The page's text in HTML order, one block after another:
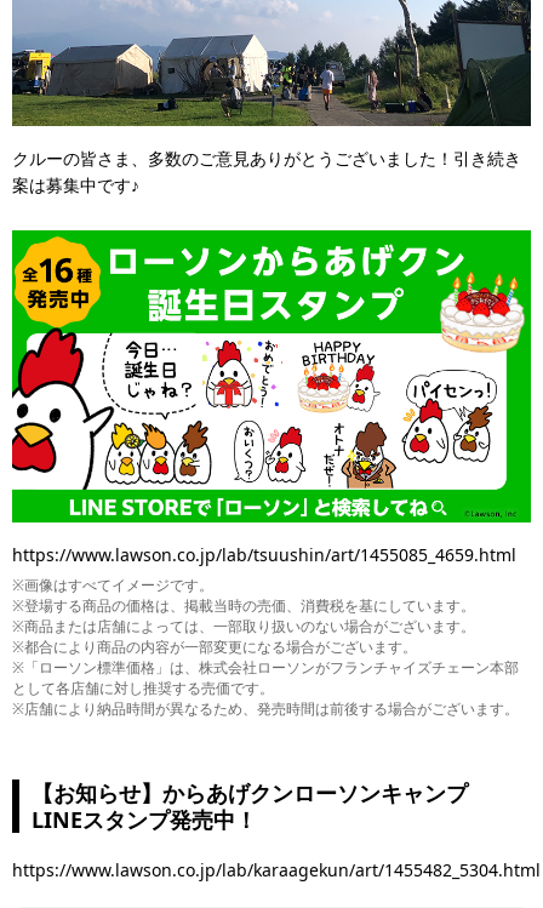
クルーの皆さま、多数のご意見ありがとうございました！引き続き
案は募集中です♪
https://www.lawson.co.jp/lab/tsuushin/art/1455085_4659.html
※画像はすべてイメージです。
※登場する商品の価格は、掲載当時の売価、消費税を基にしています。
※商品または店舗によっては、一部取り扱いのない場合がございます。
※都合により商品の内容が一部変更になる場合がございます。
※「ローソン標準価格」は、株式会社ローソンがフランチャイズチェーン本部
として各店舗に対し推奨する売価です。
※店舗により納品時間が異なるため、発売時間は前後する場合がございます。
【お知らせ】からあげクンローソンキャンプ
LINEスタンプ発売中！
https://www.lawson.co.jp/lab/karaagekun/art/1455482_5304.html